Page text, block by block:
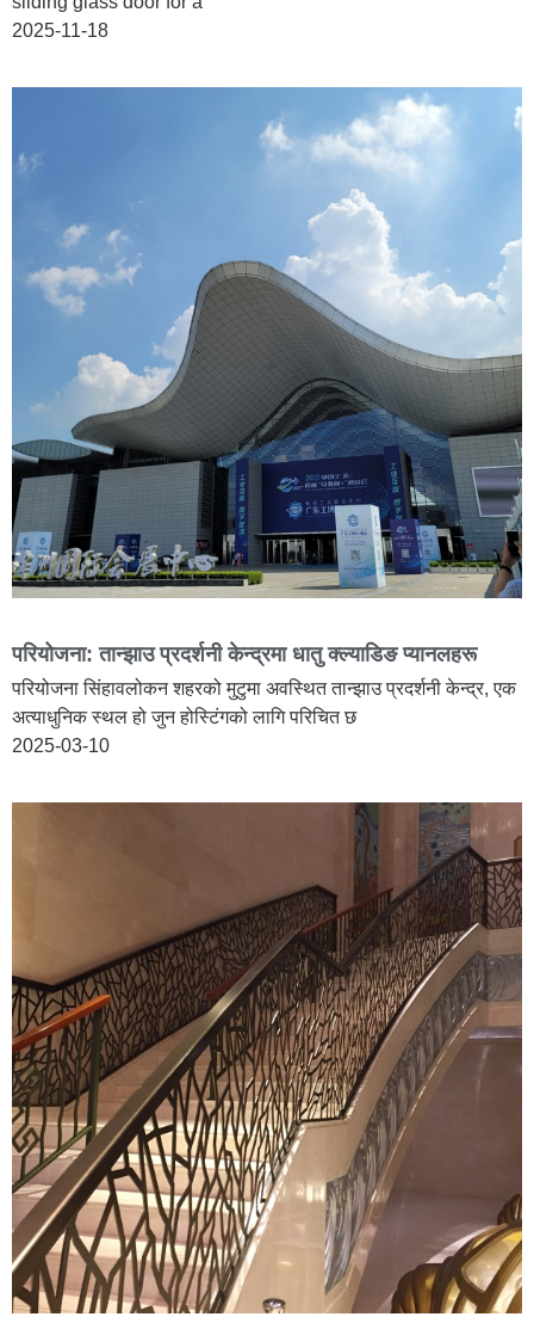
2025-11-18
परियोजना: तान्झाउ प्रदर्शनी केन्द्रमा धातु क्ल्याडिङ प्यानलहरू
परियोजना सिंहावलोकन शहरको मुटुमा अवस्थित तान्झाउ प्रदर्शनी केन्द्र, एक
अत्याधुनिक स्थल हो जुन होस्टिंगको लागि परिचित छ
2025-03-10